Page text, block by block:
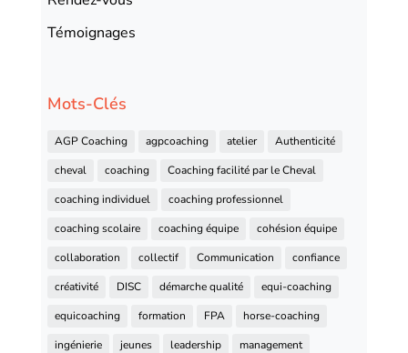
Témoignages
Mots-Clés
AGP Coaching agpcoaching atelier
Authenticité
cheval
coaching
Coaching facilité par le Cheval
coaching individuel
coaching professionnel
coaching scolaire
coaching équipe
cohésion équipe
collaboration
collectif Communication
confiance
créativité
DISC démarche qualité
equi-coaching
equicoaching
formation FPA
horse-coaching
ingénierie
jeunes leadership
management